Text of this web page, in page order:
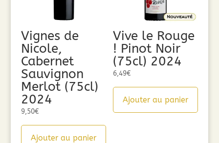
Vignes de
Nicole,
Cabernet
Sauvignon
Merlot (75cl)
2024
9,50€
Ajouter au panier
Vive le Rouge
! Pinot Noir
(75cl) 2024
6,49€
Ajouter au panier